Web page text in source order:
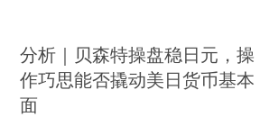
分析｜贝森特操盘稳日元，操
作巧思能否撬动美日货币基本
面